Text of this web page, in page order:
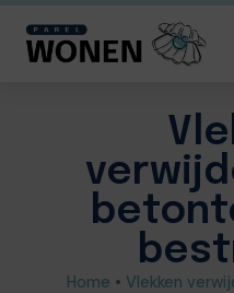
Home • Vlekken